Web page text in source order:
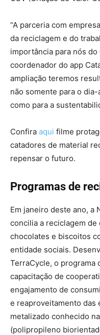
“A parceria com
da reciclagem e do
importância para nós do
coordenador do app
ampliação teremos
não somente para o
como para a
Confira aqui filme
catadores de material
repensar o futuro.
Programas de
Em janeiro deste ano, a
concilia a reciclagem de
chocolates e biscoitos
entidade sociais.
TerraCycle, o programa
capacitação de
engajamento de
e reaproveitamento das
metalizado conhecido
(polipropileno